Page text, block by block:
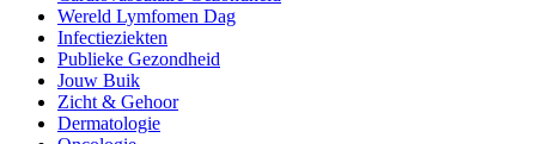
Wereld Lymfomen Dag
Infectieziekten
Publieke Gezondheid
Jouw Buik
Zicht & Gehoor
Dermatologie